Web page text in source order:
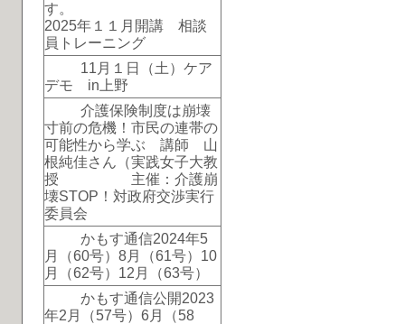
す。
2025年１１月開講 相談
員トレーニング
11月１日（土）ケア
デモ in上野
介護保険制度は崩壊
寸前の危機！市民の連帯の
可能性から学ぶ 講師 山
根純佳さん（実践女子大教
授 主催：介護崩
壊STOP！対政府交渉実行
委員会
かもす通信2024年5
月（60号）8月（61号）10
月（62号）12月（63号）
かもす通信公開2023
年2月（57号）6月（58